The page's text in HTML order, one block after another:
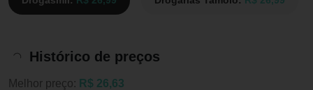
Histórico de preços
Melhor preço: R$ 26,63